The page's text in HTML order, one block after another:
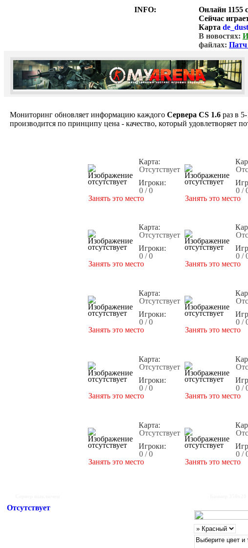
INFO: Онлайн 1155
Сейчас
Карта
В новостях:
файлах: Патч
Мониторинг обновляет информацию каждого Сервера CS 1.6 раз в
производится по принципу цена - качество, который удовлетворяет
Карта:
Отсутствует
Игроки:
0 / 0
Занять это место
0 /
Занять это место
Карта:
Отсутствует
Игроки:
0 / 0
Занять это место
0 /
Занять это место
Карта:
Отсутствует
Игроки:
0 / 0
Занять это место
0 /
Занять это место
Карта:
Отсутствует
Игроки:
0 / 0
Занять это место
0 /
Занять это место
Карта:
Отсутствует
Игроки:
0 / 0
Занять это место
0 /
Занять это место
Отсутствует